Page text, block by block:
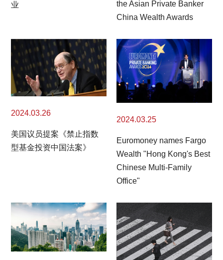
业
the Asian Private Banker
China Wealth Awards
2024.03.26
美国议员提案《禁止指数
型基金投资中国法案》
2024.03.25
Euromoney names Fargo
Wealth "Hong Kong's Best
Chinese Multi-Family
Office"